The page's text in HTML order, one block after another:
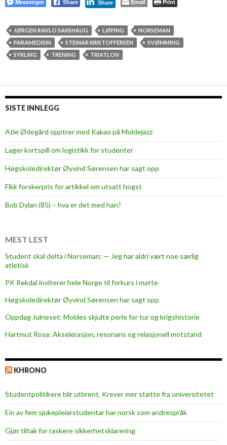
Messenger Share Share Email Print
JØRGEN RAVLO SAKSHAUG LØPING
NORSEMAN
PARAMEDISIN
STEINAR KRISTOFFERSEN
SVØMMING
SYKLING
TRENING TRIATLON
SISTE INNLEGG
Atle Ødegård opptrer med Kakao på Moldejazz
Lager kortspill om logistikk for studenter
Høgskoledirektør Øyvind Sørensen har sagt opp
Fikk forskerpris for artikkel om utsatt hogst
Bob Dylan (85) – hva er det med han?
MEST LEST
Student skal delta i Norseman: — Jeg har aldri vært noe særlig
atletisk
PK Rekdal inviterer hele Norge til forkurs i matte
Høgskoledirektør Øyvind Sørensen har sagt opp
Oppdag Julneset: Moldes skjulte perle for tur og krigshistorie
Hartmut Rosa: Akselerasjon, resonans og relasjonell motstand
KHRONO
Studentpolitikere blir utbrent. Krever mer støtte fra universitetet
Ein av fem sjukepleiar­studentar har norsk som andrespråk
Gjør tiltak for raskere sikkerhets­klarering